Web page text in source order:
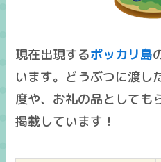
現在出現するポッカリ島
います。どうぶつに渡し
度や、お礼の品としても
掲載しています！